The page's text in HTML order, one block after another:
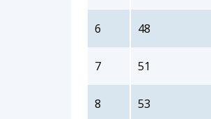
6 48
7 51
8 53